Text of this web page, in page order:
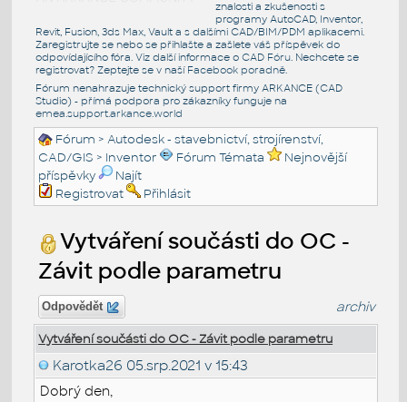
znalosti a zkušenosti s
programy AutoCAD, Inventor,
Revit, Fusion, 3ds Max, Vault a s dalšími CAD/BIM/PDM aplikacemi.
Zaregistrujte se nebo se přihlašte a zašlete váš příspěvek do
odpovídajícího fóra. Viz další informace o CAD Fóru. Nechcete se
registrovat? Zeptejte se v naší Facebook poradně.
Fórum nenahrazuje technický support firmy ARKANCE (CAD
Studio) - přímá podpora pro zákazníky funguje na
emea.support.arkance.world
Fórum >Autodesk - stavebnictví, strojírenství,
CAD/GIS > Inventor Fórum Témata
Nejnovější
příspěvky
Najít
Registrovat
Přihlásit
Vytváření součásti do OC -
Závit podle parametru
Odpovědět archiv
Vytváření součásti do OC - Závit podle parametru
Karotka26 05.srp.2021 v 15:43
Dobrý den,